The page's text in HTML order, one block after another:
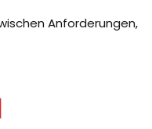
Anforderungen,